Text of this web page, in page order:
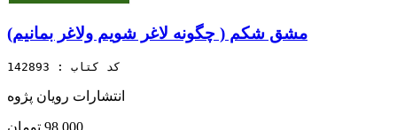
مشق شکم ( چگونه لاغر شویم ولاغر بمانیم)
کد کتاب : 142893
انتشارات رویان پژوه